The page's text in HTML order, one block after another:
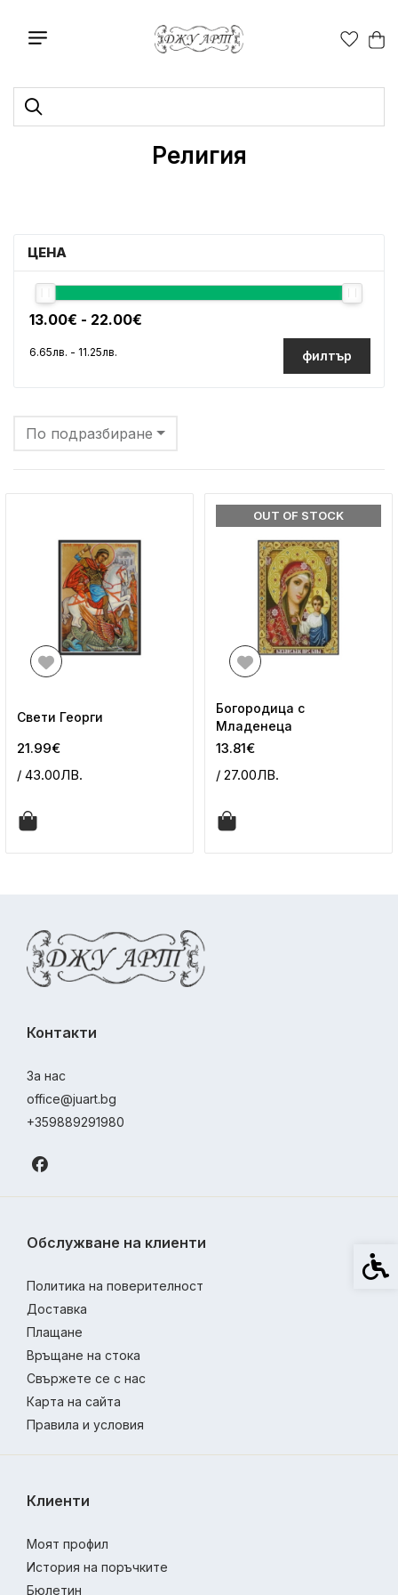
Религия
ЦЕНА
филтър
По подразбиране
Свети Георги
21.99€
/ 43.00ЛВ.
OUT OF STOCK
Богородица с
Младенеца
13.81€
/ 27.00ЛВ.
Контакти
За нас
office@juart.bg
+359889291980
Обслужване на клиенти
Политика на поверителност
Доставка
Плащане
Връщане на стока
Свържете се с нас
Карта на сайта
Правила и условия
Клиенти
Моят профил
История на поръчките
Бюлетин